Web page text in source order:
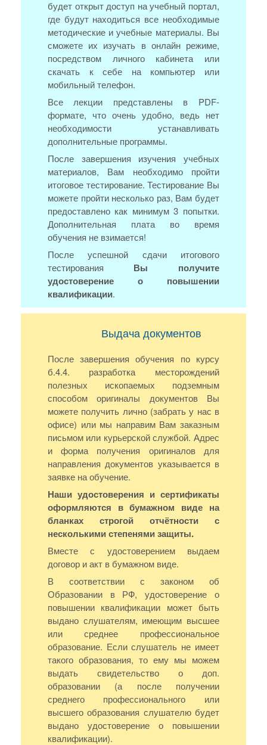
будет открыт доступ на учебный портал,
где будут находиться все необходимые
методические и учебные материалы. Вы
сможете их изучать в онлайн режиме,
посредством личного кабинета или
скачать к себе на компьютер или
мобильный телефон.
Все лекции представлены в PDF-
формате, что очень удобно, ведь нет
необходимости устанавливать
дополнительные программы.
После завершения изучения учебных
материалов, Вам необходимо пройти
итоговое тестирование. Тестирование Вы
можете пройти несколько раз, Вам будет
предоставлено как минимум 3 попытки.
Дополнительная плата во время
обучения не взимается!
После успешной сдачи итогового
тестирования Вы получите
удостоверение о повышении
квалификации.
Выдача документов
После завершения обучения по курсу
б.4.4. разработка месторождений
полезных ископаемых подземным
способом оригиналы документов Вы
можете получить лично (забрать у нас в
офисе) или мы направим Вам заказным
письмом или курьерской службой. Адрес
и форма получения оригиналов для
направления документов указывается в
заявке на обучение.
Наши удостоверения и сертификаты
оформляются в бумажном виде на
бланках строгой отчётности с
несколькими степенями защиты.
Вместе с удостоверением выдаем
договор и акт в бумажном виде.
В соответствии с законом об
Образовании в РФ, удостоверение о
повышении квалификации может быть
выдано слушателям, имеющим высшее
или среднее профессиональное
образование. Если слушатель не имеет
такого образования, то ему мы можем
выдать свидетельство о доп.
образовании (а после получении
среднего профессионального или
высшего образования слушателю будет
выдано удостоверение о повышении
квалификации).